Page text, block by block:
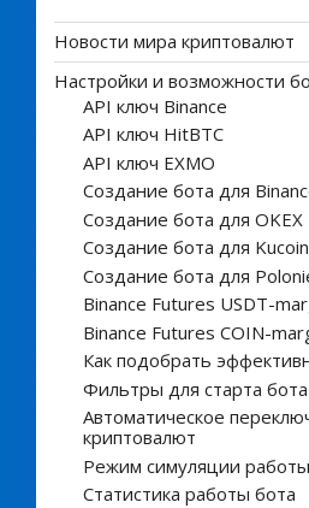
Новости мира криптовалют
Настройки и возможности
API ключ Binance
API ключ HitBTC
API ключ EXMO
Создание бота для
Создание бота для OKEX
Создание бота для Kucoin
Создание бота для
Binance Futures USDT-
Binance Futures COIN-
Как подобрать
Фильтры для старта бота
Автоматическое
криптовалют
Режим симуляции
Статистика работы бота